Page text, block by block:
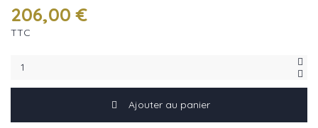
206,00 €
TTC
Ajouter au panier